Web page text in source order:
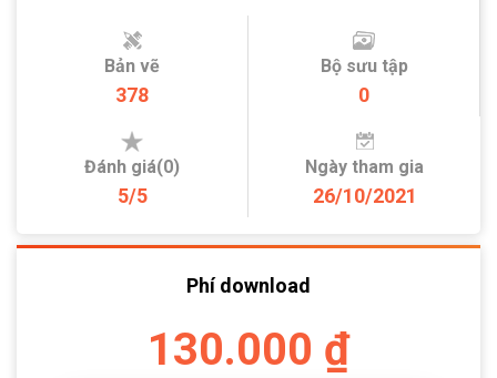
Bản vẽ
378
Bộ sưu tập
0
Đánh giá(0)
5/5
Ngày tham gia
26/10/2021
Phí download
130.000 ₫